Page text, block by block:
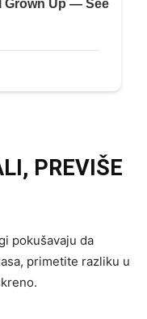
PREVIŠE
pokušavaju da
primetite razliku u